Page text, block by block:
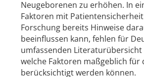
Neugeborenen zu erhöhen. In
Faktoren mit
Forschung bereits Hinweise
beeinflussen kann, fehlen für
umfassenden
welche Faktoren maßgeblich
berücksichtigt werden können.